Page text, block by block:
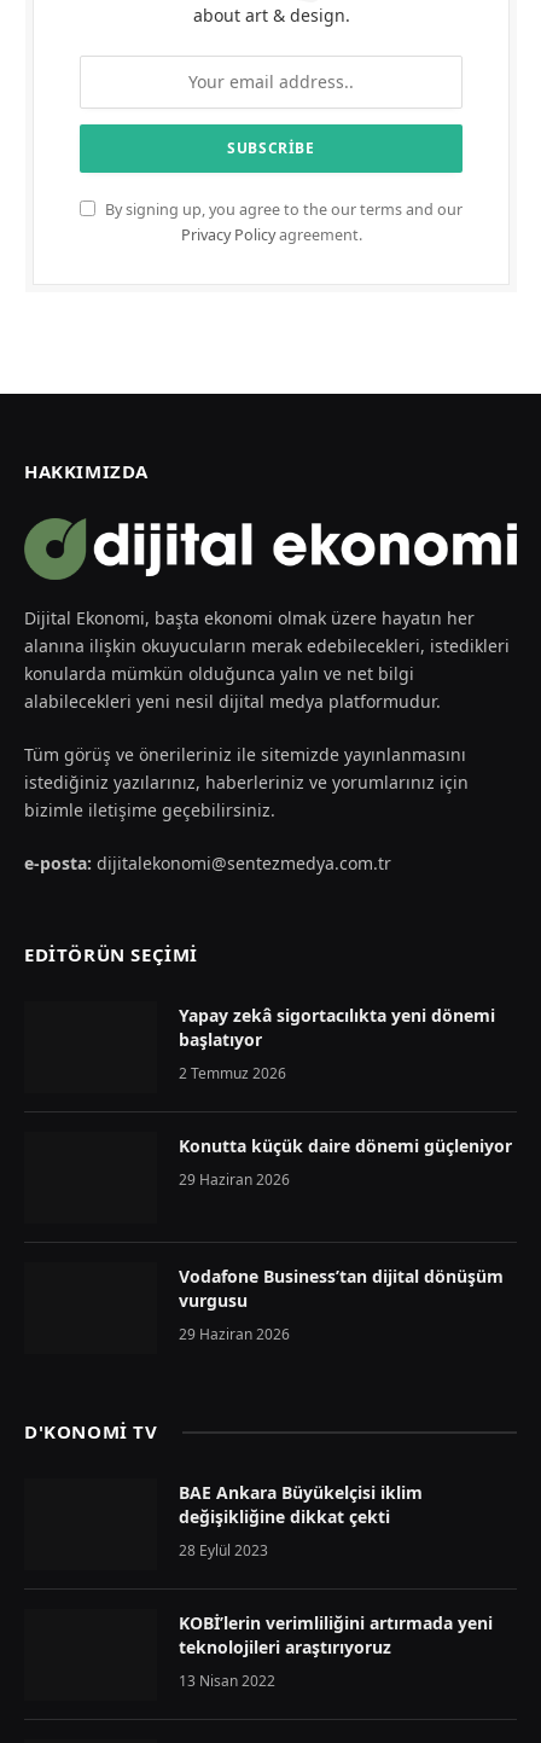
about art & design.
By signing up, you agree to the our terms and our
Privacy Policyagreement.
HAKKIMIZDA
Dijital Ekonomi, başta ekonomi olmak üzere hayatın her
alanına ilişkin okuyucuların merak edebilecekleri, istedikleri
konularda mümkün olduğunca yalın ve net bilgi
alabilecekleri yeni nesil dijital medya platformudur.
Tüm görüş ve önerileriniz ile sitemizde yayınlanmasını
istediğiniz yazılarınız, haberleriniz ve yorumlarınız için
bizimle iletişime geçebilirsiniz.
e-posta: dijitalekonomi@sentezmedya.com.tr
EDİTÖRÜN SEÇİMİ
Yapay zekâ sigortacılıkta yeni dönemi
başlatıyor
2 Temmuz 2026
Konutta küçük daire dönemi güçleniyor
29 Haziran 2026
Vodafone Business’tan dijital dönüşüm
vurgusu
29 Haziran 2026
D'KONOMİ TV
BAE Ankara Büyükelçisi iklim
değişikliğine dikkat çekti
28 Eylül 2023
KOBİ’lerin verimliliğini artırmada yeni
teknolojileri araştırıyoruz
13 Nisan 2022